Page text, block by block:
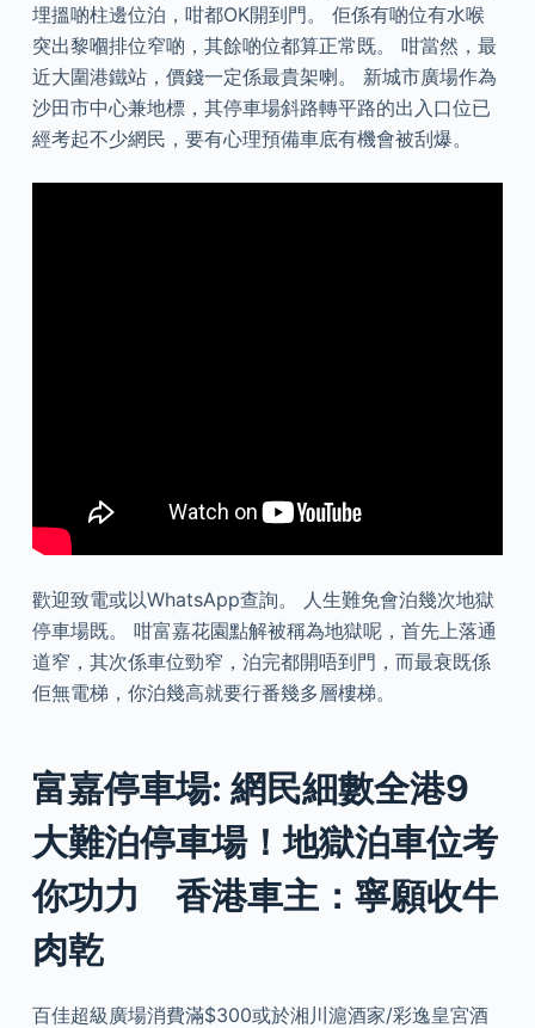
埋搵啲柱邊位泊，咁都OK開到門。 佢係有啲位有水喉
突出黎嗰排位窄啲，其餘啲位都算正常既。 咁當然，最
近大圍港鐵站，價錢一定係最貴架喇。 新城市廣場作為
沙田市中心兼地標，其停車場斜路轉平路的出入口位已
經考起不少網民，要有心理預備車底有機會被刮爆。
歡迎致電或以WhatsApp查詢。 人生難免會泊幾次地獄
停車場既。 咁富嘉花園點解被稱為地獄呢，首先上落通
道窄，其次係車位勁窄，泊完都開唔到門，而最衰既係
佢無電梯，你泊幾高就要行番幾多層樓梯。
富嘉停車場: 網民細數全港9
大難泊停車場！地獄泊車位考
你功力 香港車主：寧願收牛
肉乾
百佳超級廣場消費滿$300或於湘川滬酒家/彩逸皇宮酒